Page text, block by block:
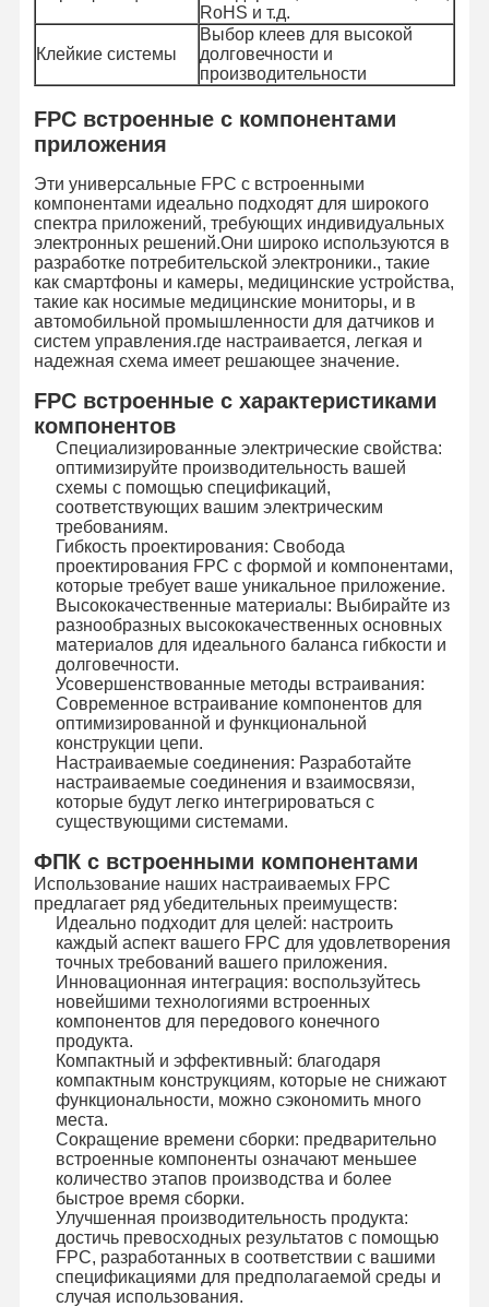
Экскурсия
По Заводу
Контроль
Качества
Свяжитесь С
Нами
Запросите
Цитату
Изготовленный на заказ переключатель мембраны
Промышленный переключатель мембраны
Переключатель мембраны PCB
Переключатель мембраны FPC
Переключатель мембраны кнопочной панели
Переключатель панели мембраны
Графические перекрытия
Схемы PET
Светопроводящая пленка
Сборка металлического купола
PMMA линзы
RoHS и т.д.
Клейкие системы
Выбор клеев для высокой
долговечности и
производительности
FPC встроенные с компонентами
приложения
Эти универсальные FPC с встроенными
компонентами идеально подходят для широкого
спектра приложений, требующих индивидуальных
электронных решений.Они широко используются в
разработке потребительской электроники., такие
как смартфоны и камеры, медицинские устройства,
такие как носимые медицинские мониторы, и в
автомобильной промышленности для датчиков и
систем управления.где настраивается, легкая и
надежная схема имеет решающее значение.
FPC встроенные с характеристиками
компонентов
Специализированные электрические свойства:
оптимизируйте производительность вашей
схемы с помощью спецификаций,
соответствующих вашим электрическим
требованиям.
Гибкость проектирования: Свобода
проектирования FPC с формой и компонентами,
которые требует ваше уникальное приложение.
Высококачественные материалы: Выбирайте из
разнообразных высококачественных основных
материалов для идеального баланса гибкости и
долговечности.
Усовершенствованные методы встраивания:
Современное встраивание компонентов для
оптимизированной и функциональной
конструкции цепи.
Настраиваемые соединения: Разработайте
настраиваемые соединения и взаимосвязи,
которые будут легко интегрироваться с
существующими системами.
ФПК с встроенными компонентами
Использование наших настраиваемых FPC
предлагает ряд убедительных преимуществ:
Идеально подходит для целей: настроить
каждый аспект вашего FPC для удовлетворения
точных требований вашего приложения.
Инновационная интеграция: воспользуйтесь
новейшими технологиями встроенных
компонентов для передового конечного
продукта.
Компактный и эффективный: благодаря
компактным конструкциям, которые не снижают
функциональности, можно сэкономить много
места.
Сокращение времени сборки: предварительно
встроенные компоненты означают меньшее
количество этапов производства и более
быстрое время сборки.
Улучшенная производительность продукта:
достичь превосходных результатов с помощью
FPC, разработанных в соответствии с вашими
спецификациями для предполагаемой среды и
случая использования.